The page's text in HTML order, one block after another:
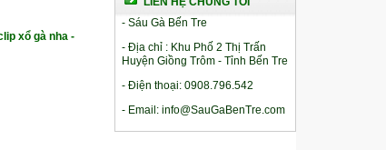
xổ gà nha -
- Sáu Gà Bến Tre
- Địa chỉ : Khu Phố 2 Thị Trấn
Huyện Giồng Trôm - Tỉnh Bến Tre
- Điện thoại: 0908.796.542
- Email: info@SauGaBenTre.com